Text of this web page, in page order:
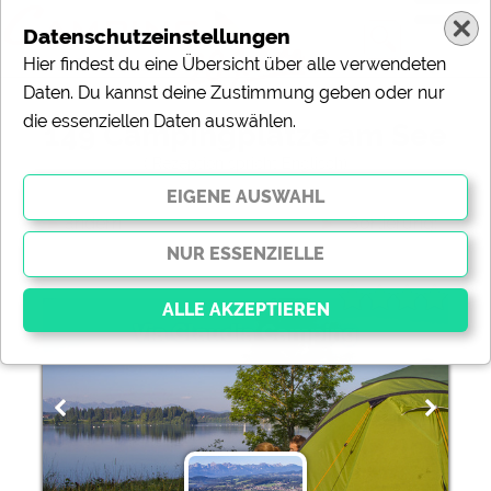
149 Campingplätze am See
ändern Sortierung:
Via Claudia Camping
Datenschutzeinstellungen
Hier findest du eine Übersicht über alle verwendeten
Daten. Du kannst deine Zustimmung geben oder nur
die essenziellen Daten auswählen.
Essenziell
Essenzielle Cookies ermöglichen grundlegende
Funktionen und sind für die einwandfreie Funktion der
Website dringend erforderlich. Ohne diese Cookies
werden Teile der Websitenicht funktionieren.